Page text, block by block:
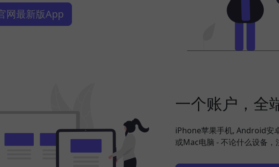
网最新版App
一个账户，全
iPhone苹果手机, Android安
或Mac电脑 - 不论什么设备